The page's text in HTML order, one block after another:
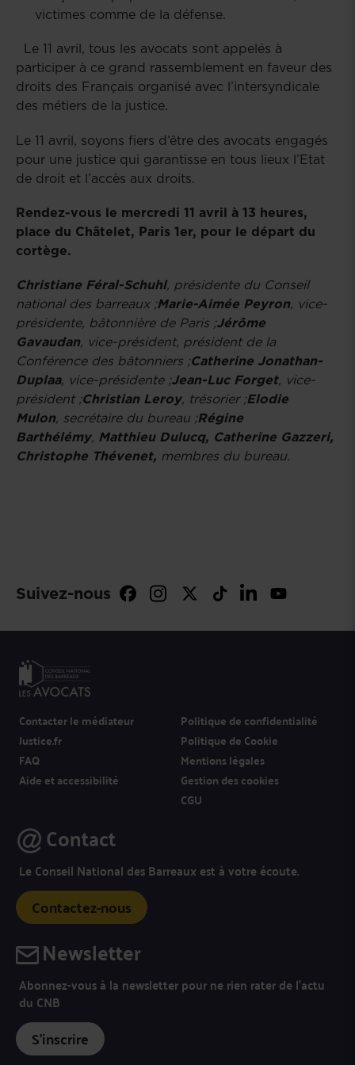
victimes comme de la défense.
Le 11 avril, tous les avocats sont appelés à
participer à ce grand rassemblement en faveur des
droits des Français organisé avec l’intersyndicale
des métiers de la justice.
Le 11 avril, soyons fiers d’être des avocats engagés
pour une justice qui garantisse en tous lieux l’Etat
de droit et l’accès aux droits.
Rendez-vous le mercredi 11 avril à 13 heures,
place du Châtelet, Paris 1er, pour le départ du
cortège.
Christiane Féral-Schuhl, présidente du Conseil
national des barreaux ;Marie-Aimée Peyron, vice-
présidente, bâtonnière de Paris ;Jérôme
Gavaudan, vice-président, président de la
Conférence des bâtonniers ;Catherine Jonathan-
Duplaa, vice-présidente ;Jean-Luc Forget, vice-
président ;Christian Leroy, trésorier ;Elodie
Mulon, secrétaire du bureau ;Régine
Barthélémy, Matthieu Dulucq, Catherine Gazzeri,
Christophe Thévenet, membres du bureau.
Suivez-nous
Contacter le médiateur
Justice.fr
FAQ
Aide et accessibilité
Politique de confidentialité
Politique de Cookie
Mentions légales
Gestion des cookies
CGU
Contact
Le Conseil National des Barreaux est à votre écoute.
Contactez-nous
Newsletter
Abonnez-vous à la newsletter pour ne rien rater de l’actu
du CNB
S'inscrire